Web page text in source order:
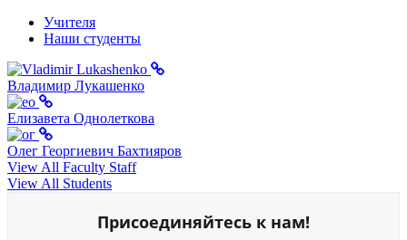
Учителя
Наши студенты
Владимир Лукашенко
Елизавета Однолеткова
Олег Георгиевич Бахтияров
View All Faculty Staff
View All Students
Присоединяйтесь к нам!